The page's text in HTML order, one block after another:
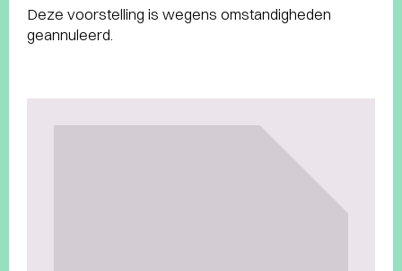
Deze voorstelling is wegens omstandigheden
geannuleerd.